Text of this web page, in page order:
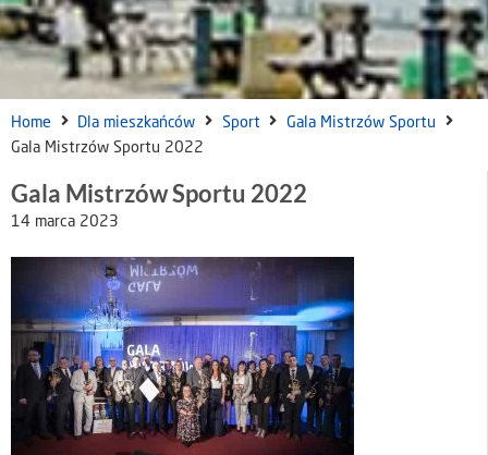
Home Dla mieszkańców Sport
Gala Mistrzów Sportu
Gala Mistrzów Sportu 2022
Gala Mistrzów Sportu 2022
14 marca 2023